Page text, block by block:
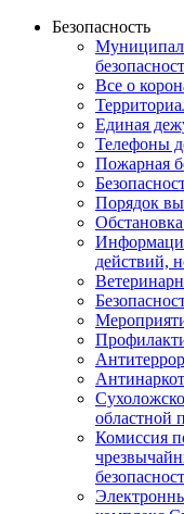
Безопасность
Все о
Единая
Телефоны
Пожарная
Порядок
действий,
Антитеррор
областной
Комиссия